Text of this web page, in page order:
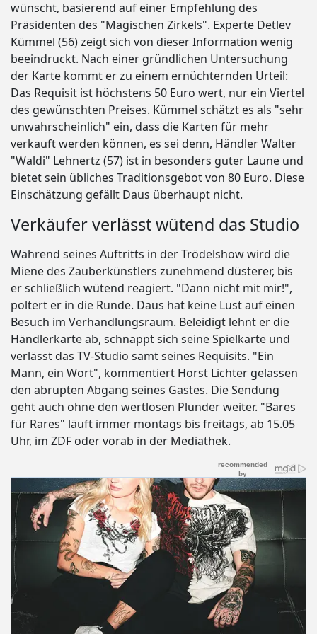
wünscht, basierend auf einer Empfehlung des
Präsidenten des "Magischen Zirkels". Experte Detlev
Kümmel (56) zeigt sich von dieser Information wenig
beeindruckt. Nach einer gründlichen Untersuchung
der Karte kommt er zu einem ernüchternden Urteil:
Das Requisit ist höchstens 50 Euro wert, nur ein Viertel
des gewünschten Preises. Kümmel schätzt es als "sehr
unwahrscheinlich" ein, dass die Karten für mehr
verkauft werden können, es sei denn, Händler Walter
"Waldi" Lehnertz (57) ist in besonders guter Laune und
bietet sein übliches Traditionsgebot von 80 Euro. Diese
Einschätzung gefällt Daus überhaupt nicht.
Verkäufer verlässt wütend das Studio
Während seines Auftritts in der Trödelshow wird die
Miene des Zauberkünstlers zunehmend düsterer, bis
er schließlich wütend reagiert. "Dann nicht mit mir!",
poltert er in die Runde. Daus hat keine Lust auf einen
Besuch im Verhandlungsraum. Beleidigt lehnt er die
Händlerkarte ab, schnappt sich seine Spielkarte und
verlässt das TV-Studio samt seines Requisits. "Ein
Mann, ein Wort", kommentiert Horst Lichter gelassen
den abrupten Abgang seines Gastes. Die Sendung
geht auch ohne den wertlosen Plunder weiter. "Bares
für Rares" läuft immer montags bis freitags, ab 15.05
Uhr, im ZDF oder vorab in der Mediathek.